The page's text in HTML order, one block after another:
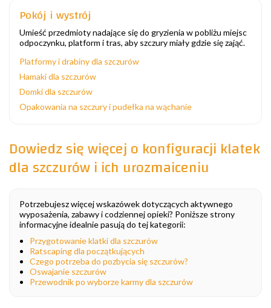
Pokój i wystrój
Umieść przedmioty nadające się do gryzienia w pobliżu miejsc
odpoczynku, platform i tras, aby szczury miały gdzie się zająć.
Platformy i drabiny dla szczurów
Hamaki dla szczurów
Domki dla szczurów
Opakowania na szczury i pudełka na wąchanie
Dowiedz się więcej o konfiguracji klatek
dla szczurów i ich urozmaiceniu
Potrzebujesz więcej wskazówek dotyczących aktywnego
wyposażenia, zabawy i codziennej opieki? Poniższe strony
informacyjne idealnie pasują do tej kategorii:
Przygotowanie klatki dla szczurów
Ratscaping dla początkujących
Czego potrzeba do pozbycia się szczurów?
Oswajanie szczurów
Przewodnik po wyborze karmy dla szczurów